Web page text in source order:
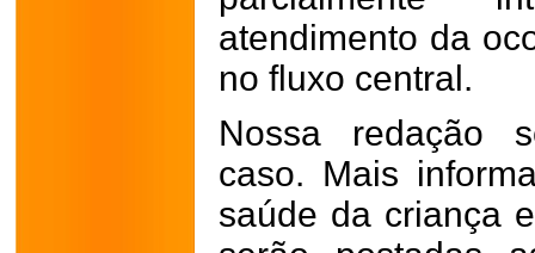
atendimento da
no fluxo central.
Nossa redação
caso. Mais
saúde da criança